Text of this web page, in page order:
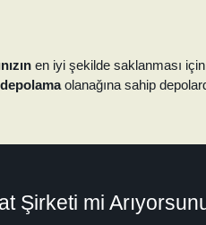
en iyi şekilde saklanması için
olanağına sahip
Şirketi mi